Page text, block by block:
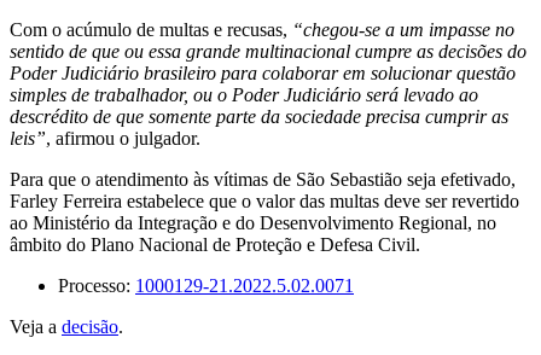
Com o acúmulo de multas e recusas, “chegou-se a um impasse no
sentido de que ou essa grande multinacional cumpre as decisões do
Poder Judiciário brasileiro para colaborar em solucionar questão
simples de trabalhador, ou o Poder Judiciário será levado ao
descrédito de que somente parte da sociedade precisa cumprir as
leis”, afirmou o julgador.
Para que o atendimento às vítimas de São Sebastião seja efetivado,
Farley Ferreira estabelece que o valor das multas deve ser revertido
ao Ministério da Integração e do Desenvolvimento Regional, no
âmbito do Plano Nacional de Proteção e Defesa Civil.
Processo: 1000129-21.2022.5.02.0071
Veja a decisão.